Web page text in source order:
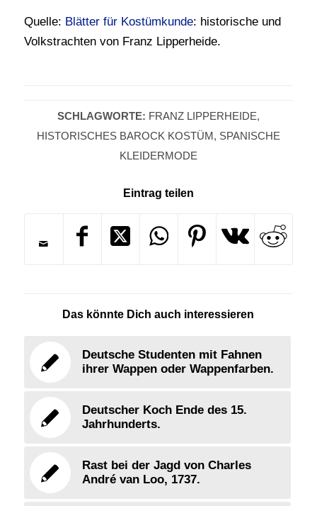
Quelle: Blätter für Kostümkunde: historische und
Volkstrachten von Franz Lipperheide.
SCHLAGWORTE: FRANZ LIPPERHEIDE,
HISTORISCHES BAROCK KOSTÜM, SPANISCHE
KLEIDERMODE
Eintrag teilen
Das könnte Dich auch interessieren
Deutsche Studenten mit Fahnen
ihrer Wappen oder Wappenfarben.
Deutscher Koch Ende des 15.
Jahrhunderts.
Rast bei der Jagd von Charles
André van Loo, 1737.